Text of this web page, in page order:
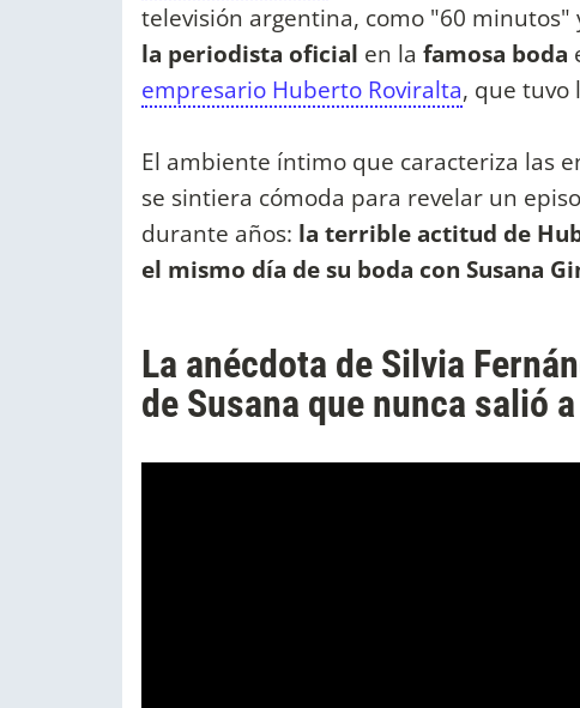
televisión argentina, como "60 minutos"
la periodista oficial en la famosa boda
empresario Huberto Roviralta, que tuvo
El ambiente íntimo que caracteriza las
se sintiera cómoda para revelar un
durante años: la terrible actitud de
el mismo día de su boda con Susana
La anécdota de Silvia
de Susana que nunca salió